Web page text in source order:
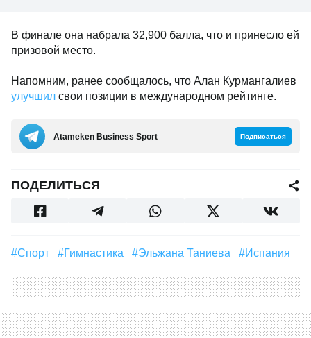
В финале она набрала 32,900 балла, что и принесло ей
призовой место.
Напомним, ранее сообщалось, что Алан Курмангалиев
улучшил свои позиции в международном рейтинге.
Аtameken Business Sport Подписаться
ПОДЕЛИТЬСЯ
#Спорт #гимнастика #Эльжана Таниева #Испания